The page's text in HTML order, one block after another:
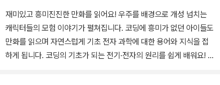
재미있고 흥미진진한 만화를 읽어요! 우주를 배경으로 개성 넘치는
캐릭터들의 모험 이야기가 펼쳐집니다. 코딩에 흥미가 없던 아이들도
만화를 읽으며 자연스럽게 기초 전자 과학에 대한 용어와 지식을 접
하게 됩니다. 코딩의 기초가 되는 전기·전자의 원리를 쉽게 배워요! 코